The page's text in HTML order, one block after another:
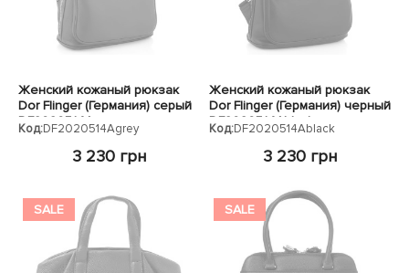
Женский кожаный рюкзак
Dor Flinger (Германия) серый
DF2020514Agrey
Код:DF2020514Agrey
3 230 грн
Женский кожаный рюкзак
Dor Flinger (Германия) черный
DF2020514Ablack
Код:DF2020514Ablack
3 230 грн
SALE SALE